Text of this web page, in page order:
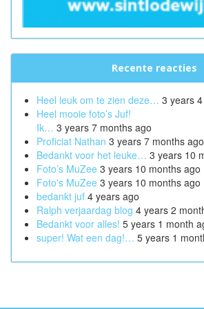
Recente reacties
Heel leuk om te zien deze… 3 years
Heel mooie foto’s Juf!
Ik… 3 years 7 months ago
Proficiat Nathan 3 years 7 months ago
Bedankt voor het leuke… 3 years 10
Foto’s MuZee 3 years 10 months ago
Foto's MuZee 3 years 10 months ago
bedankt juf 4 years ago
Ralph verjaardag blog 4 years 2
Bedankt voor alles! 5 years 1 month
super! Wat een dag!… 5 years 1